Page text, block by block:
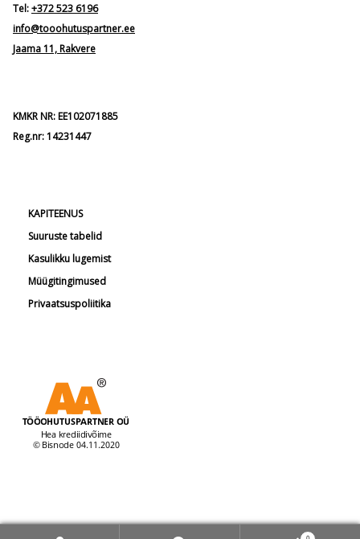
Tel:+372 523 6196
info@tooohutuspartner.ee
Jaama 11, Rakvere
KMKR NR: EE102071885
Reg.nr: 14231447
KAPITEENUS
Suuruste tabelid
Kasulikku lugemist
Müügitingimused
Privaatsuspoliitika